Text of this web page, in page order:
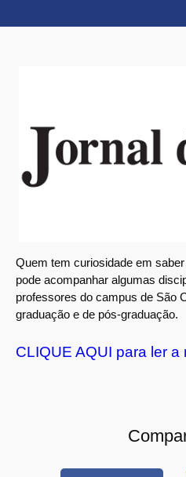
Quem tem curiosidade em
pode acompanhar algumas
professores do campus de São
graduação e de pós-graduação.
CLIQUE AQUI para ler a